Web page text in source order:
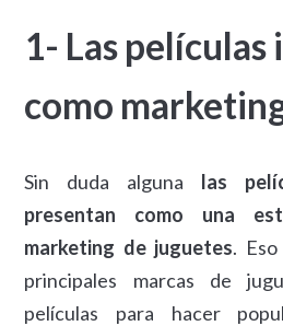
1- Las
como
Sin duda alguna las
presentan como una
marketing de juguetes.
principales marcas de
películas para hacer